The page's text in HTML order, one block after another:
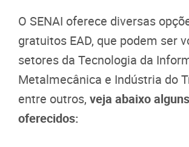
O SENAI oferece diversas
gratuitos EAD, que podem ser
setores da Tecnologia da
Metalmecânica e Indústria do
entre outros, veja abaixo
oferecidos: